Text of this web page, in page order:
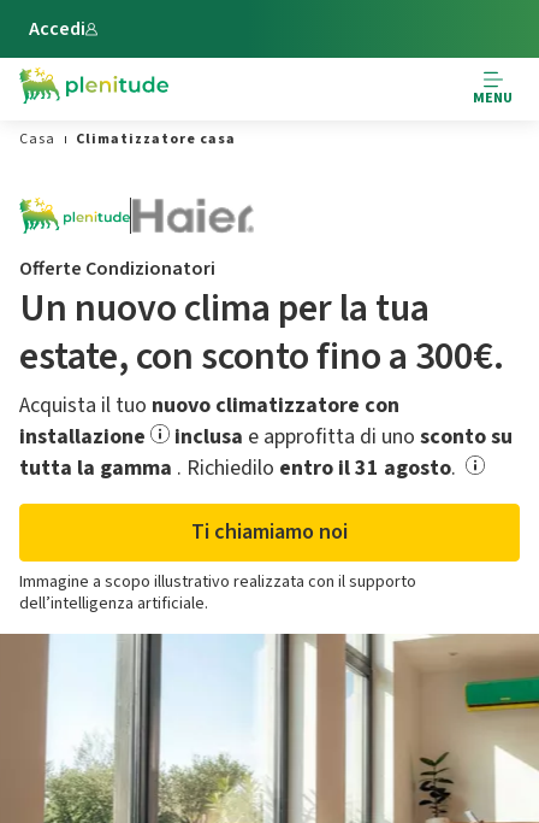
Vai al contenuto principale
Accedi
MENU
Casa
Climatizzatore casa
Offerte Condizionatori
Un nuovo clima per la tua
estate,​ con sconto fino a 300€.
Acquista il tuo nuovo climatizzatore con
installazione
inclusa e approfitta di uno sconto su
tutta la gamma .​ Richiedilo entro il 31 agosto.
Ti chiamiamo noi
Immagine a scopo illustrativo realizzata con il supporto
dell’intelligenza artificiale.